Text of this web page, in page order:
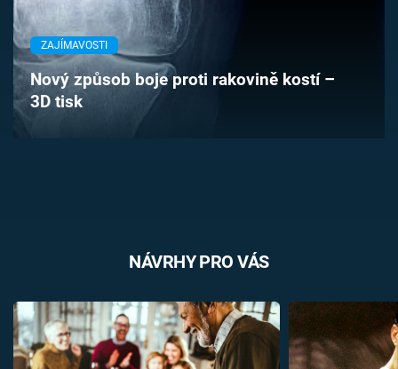
Časopis
Sledujte prima+
ZAJÍMAVOSTI
Nový způsob boje proti rakovině kostí –
3D tisk
NÁVRHY PRO VÁS